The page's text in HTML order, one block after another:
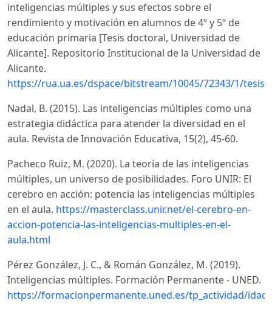
inteligencias múltiples y sus efectos sobre el
rendimiento y motivación en alumnos de 4º y 5º de
educación primaria [Tesis doctoral, Universidad de
Alicante]. Repositorio Institucional de la Universidad de
Alicante.
https://rua.ua.es/dspace/bitstream/10045/72343/1/
Nadal, B. (2015). Las inteligencias múltiples como una
estrategia didáctica para atender la diversidad en el
aula. Revista de Innovación Educativa, 15(2), 45-60.
Pacheco Ruiz, M. (2020). La teoría de las inteligencias
múltiples, un universo de posibilidades. Foro UNIR: El
cerebro en acción: potencia las inteligencias múltiples
en el aula. https://masterclass.unir.net/el-cerebro-en-
accion-potencia-las-inteligencias-multiples-en-el-
aula.html
Pérez González, J. C., & Román González, M. (2019).
Inteligencias múltiples. Formación Permanente - UNED.
https://formacionpermanente.uned.es/tp_actividad/